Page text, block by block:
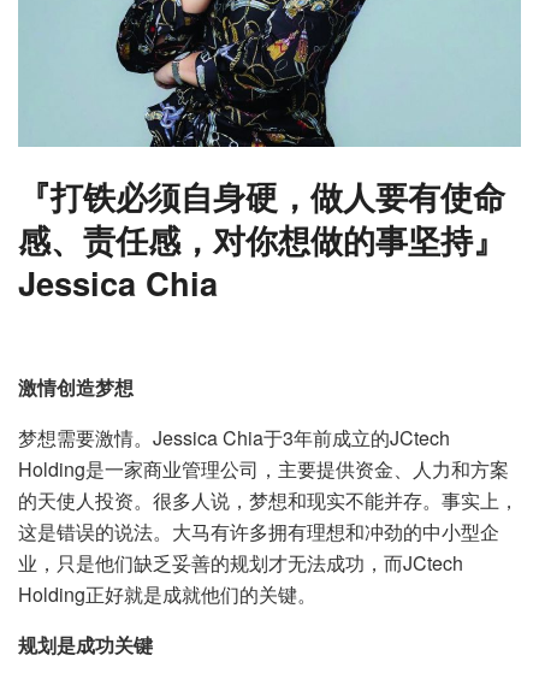
『打铁必须自身硬，做人要有使命
感、责任感，对你想做的事坚持』
Jessica Chia
激情创造梦想
梦想需要激情。Jessica Chia于3年前成立的JCtech
Holding是一家商业管理公司，主要提供资金、人力和方案
的天使人投资。很多人说，梦想和现实不能并存。事实上，
这是错误的说法。大马有许多拥有理想和冲劲的中小型企
业，只是他们缺乏妥善的规划才无法成功，而JCtech
Holding正好就是成就他们的关键。
规划是成功关键